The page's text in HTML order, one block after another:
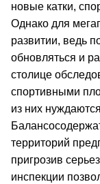
новые катки,
Однако для
развитии, ведь
обновляться и
столице
спортивными
из них
территорий
пригрозив
инспекции